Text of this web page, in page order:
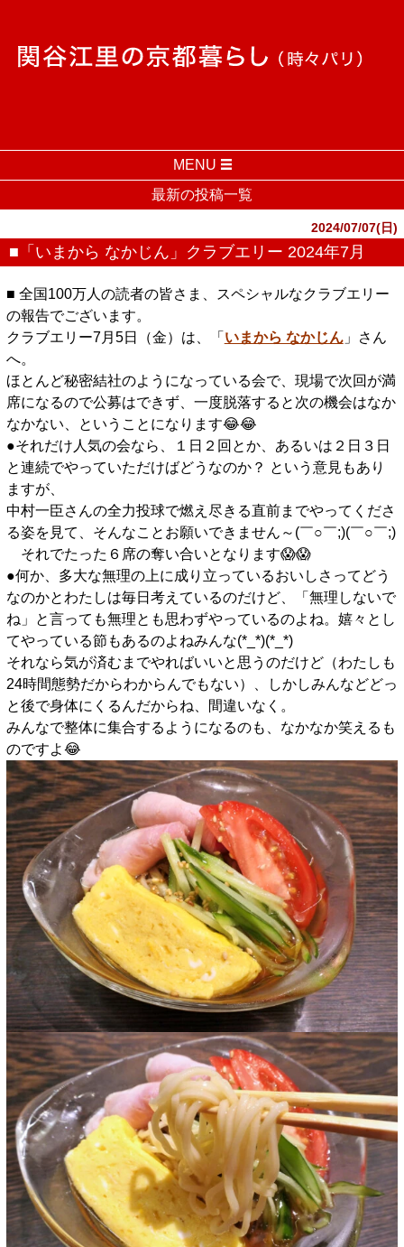
MENU
最新の投稿一覧
2024/07/07(日)
■「いまから なかじん」クラブエリー 2024年7月
■ 全国100万人の読者の皆さま、スペシャルなクラブエリー
の報告でございます。
クラブエリー7月5日（金）は、「 いまから なかじん」さん
へ。
ほとんど秘密結社のようになっている会で、現場で次回が満
席になるので公募はできず、一度脱落すると次の機会はなか
なかない、ということになります😂😂
●それだけ人気の会なら、１日２回とか、あるいは２日３日
と連続でやっていただけばどうなのか？ という意見もあり
ますが、
中村一臣さんの全力投球で燃え尽きる直前までやってくださ
る姿を見て、そんなことお願いできません～(￣○￣;)(￣○￣;)
それでたった６席の奪い合いとなります😱😱
●何か、多大な無理の上に成り立っているおいしさってどう
なのかとわたしは毎日考えているのだけど、「無理しないで
ね」と言っても無理とも思わずやっているのよね。嬉々とし
てやっている節もあるのよねみんな(*_*)(*_*)
それなら気が済むまでやればいいと思うのだけど（わたしも
24時間態勢だからわからんでもない）、しかしみんなどどっ
と後で身体にくるんだからね、間違いなく。
みんなで整体に集合するようになるのも、なかなか笑えるも
のですよ😂